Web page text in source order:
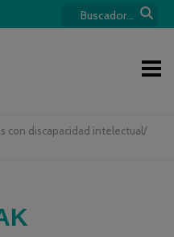
con discapacidad intelectual /